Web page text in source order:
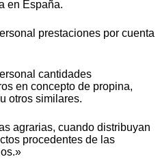
en España.
prestaciones por cuenta
cantidades
en concepto de propina,
otros similares.
agrarias, cuando distribuyan
procedentes de las